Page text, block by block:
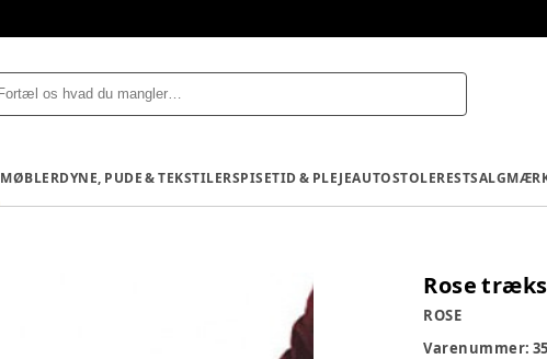
MØBLERDYNE, PUDE & TEKSTILERSPISETID & PLEJEAUTOSTOLERESTSALG
Rose
ROSE
Varenummer: